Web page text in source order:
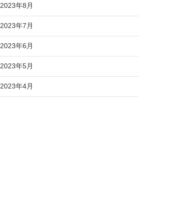
2023年8月
2023年7月
2023年6月
2023年5月
2023年4月